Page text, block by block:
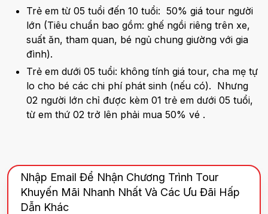
Trẻ em từ 05 tuổi đến 10 tuổi: 50% giá tour người
lớn (Tiêu chuẩn bao gồm: ghế ngồi riêng trên xe,
suất ăn, tham quan, bé ngủ chung giường với gia
đình).
Trẻ em dưới 05 tuổi: không tính giá tour, cha mẹ tự
lo cho bé các chi phí phát sinh (nếu có). Nhưng
02 người lớn chỉ được kèm 01 trẻ em dưới 05 tuổi,
từ em thứ 02 trở lên phải mua 50% vé .
Nhập Email Để Nhận Chương Trình Tour
Khuyến Mãi Nhanh Nhất Và Các Ưu Đãi Hấp
Dẫn Khác